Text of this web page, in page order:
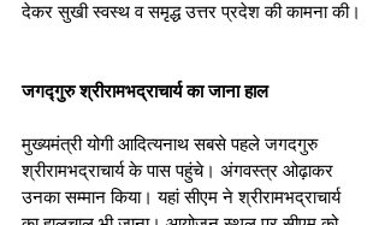
देकर सुखी स्वस्थ व समृद्ध उत्तर प्रदेश की कामना की।
जगद्गुरु श्रीरामभद्राचार्य का जाना हाल
मुख्यमंत्री योगी आदित्यनाथ सबसे पहले जगदगुरु
श्रीरामभद्राचार्य के पास पहुंचे। अंगवस्त्र ओढ़ाकर
उनका सम्मान किया। यहां सीएम ने श्रीरामभद्राचार्य